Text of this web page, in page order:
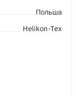
Польша
Helikon-Tex